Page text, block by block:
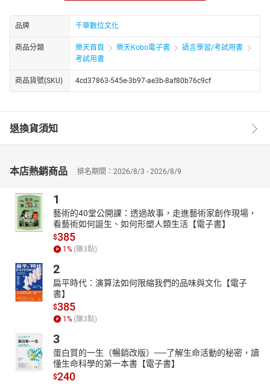
知識內容對於抽象難理解的概念，本書以圖表將抽象概念具體呈
現，重點清楚易懂，一目了然。5.重點補充提升實力筆者就各個常
考的重點觀念或關鍵字詞給予補充說明，幫助考生攻略重點，發揮
事半功倍的效果。6.粗體關鍵字凸顯重點本書以黑色粗體字凸顯考
試的命題重點，以期達到讓考生在考前關鍵時間內快速複習，考生
針對這些關鍵內容應特別熟讀。7.模擬試題與解析，難題高分在握
論部分加以熟讀及理解，再配合實務，面對考試中遇到各種不同題
型時，勢必能穩定作答以獲取高分！
品牌 千華數位文化
商品分類 樂天首頁 樂天Kobo電子書
語言學習/考試用書
考試用書
商品貨號(SKU) 4cd37863-545e-3b97-ae3b-8af80b76c9cf
退換貨須知
本店熱銷商品 排名期間：2026/8/3 - 2026/8/9
1
藝術的40堂公開課：透過故事，走進藝術家創作現場，
看藝術如何誕生、如何形塑人類生活【電子書】
$385
1 % (賺3點)
2
扁平時代：演算法如何限縮我們的品味與文化【電子
書】
$385
1 % (賺3點)
3
蛋白質的一生（暢銷改版）──了解生命活動的秘密，讀
懂生命科學的第一本書【電子書】
$240